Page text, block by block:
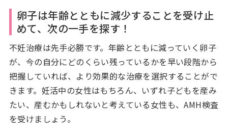
卵子は年齢とともに減少することを受け止
めて、次の一手を探す！
不妊治療は先手必勝です。年齢とともに減っていく卵子
が、今の自分にどのくらい残っているかを早い段階から
把握していれば、より効果的な治療を選択することがで
きます。妊活中の女性はもちろん、いずれ子どもを産み
たい、産むかもしれないと考えている女性も、AMH検査
を受けましょう。